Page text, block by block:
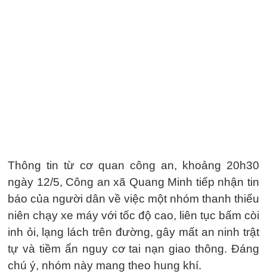
Thông tin từ cơ quan công an, khoảng 20h30
ngày 12/5, Công an xã Quang Minh tiếp nhận tin
báo của người dân về việc một nhóm thanh thiếu
niên chạy xe máy với tốc độ cao, liên tục bấm còi
inh ỏi, lạng lách trên đường, gây mất an ninh trật
tự và tiềm ẩn nguy cơ tai nạn giao thông. Đáng
chú ý, nhóm này mang theo hung khí.